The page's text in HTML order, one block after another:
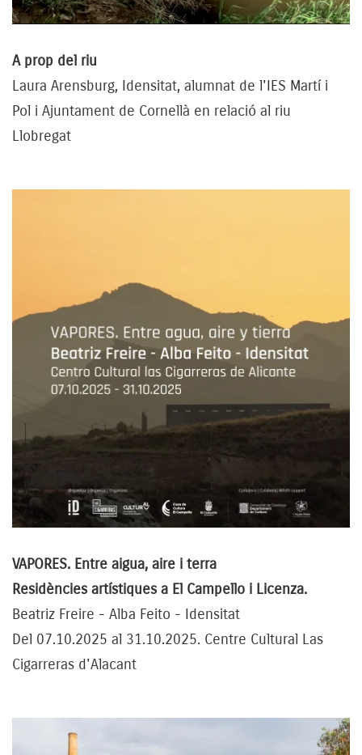
A prop del riu
Laura Arensburg, Idensitat, alumnat de l'IES Martí i
Pol i Ajuntament de Cornellà en relació al riu
Llobregat
VAPORES. Entre aigua, aire i terra
Residències artístiques a El Campello i Licenza.
Beatriz Freire - Alba Feito - Idensitat
Del 07.10.2025 al 31.10.2025. Centre Cultural Las
Cigarreras d'Alacant